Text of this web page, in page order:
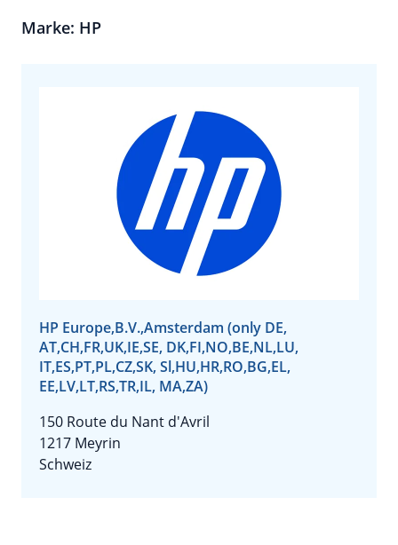
Marke: HP
HP Europe,B.V.,Amsterdam (only DE,
AT,CH,FR,UK,IE,SE, DK,FI,NO,BE,NL,LU,
IT,ES,PT,PL,CZ,SK, Sl,HU,HR,RO,BG,EL,
EE,LV,LT,RS,TR,IL, MA,ZA)
150 Route du Nant d'Avril
1217 Meyrin
Schweiz